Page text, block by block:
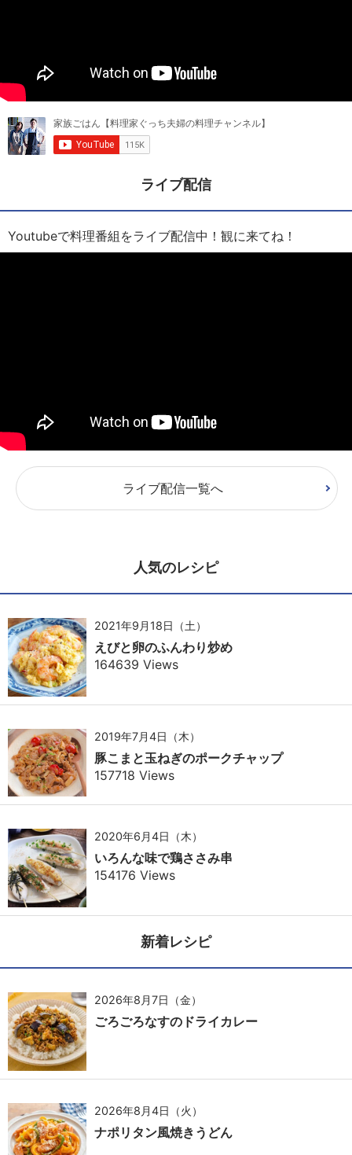
ライブ配信
Youtubeで料理番組をライブ配信中！観に来てね！
ライブ配信一覧へ
人気のレシピ
2021年9月18日（土）
えびと卵のふんわり炒め
164639 Views
2019年7月4日（木）
豚こまと玉ねぎのポークチャップ
157718 Views
2020年6月4日（木）
いろんな味で鶏ささみ串
154176 Views
新着レシピ
2026年8月7日（金）
ごろごろなすのドライカレー
2026年8月4日（火）
ナポリタン風焼きうどん